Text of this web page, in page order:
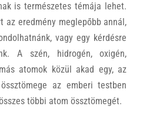
is természetes témája lehet.
az eredmény meglepőbb annál,
vagy egy kérdésre
A szén, hidrogén, oxigén,
atomok közül akad egy, az
az emberi testben
többi atom össztömegét.